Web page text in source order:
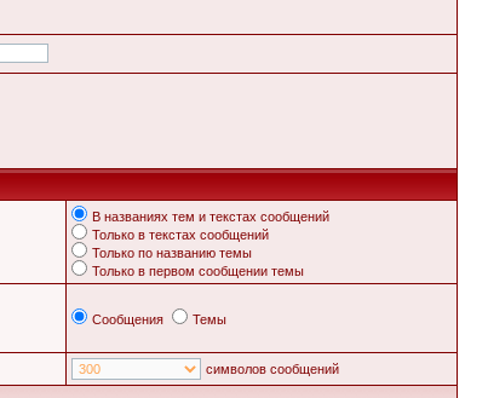
В названиях тем и текстах сообщений
Только в текстах сообщений
Только по названию темы
Только в первом сообщении темы
Сообщения Темы
символов сообщений